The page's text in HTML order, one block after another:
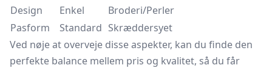
Design
Enkel
Broderi/Perler
Pasform
Standard Skræddersyet
Ved nøje at overveje disse aspekter, kan du finde den
perfekte balance mellem pris og kvalitet, så du får